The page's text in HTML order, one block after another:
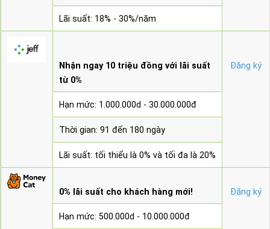
Lãi suất: 18% - 30%/năm
Nhận ngay 10 triệu đồng với lãi suất
từ 0%
Đăng ký
Hạn mức: 1.000.000d - 30.000.000đ
Thời gian: 91 đến 180 ngày
Lãi suất: tối thiểu là 0% và tối đa là 20%
0% lãi suất cho khách hàng mới! Đăng ký
Hạn mức: 500.000d - 10.000.000đ